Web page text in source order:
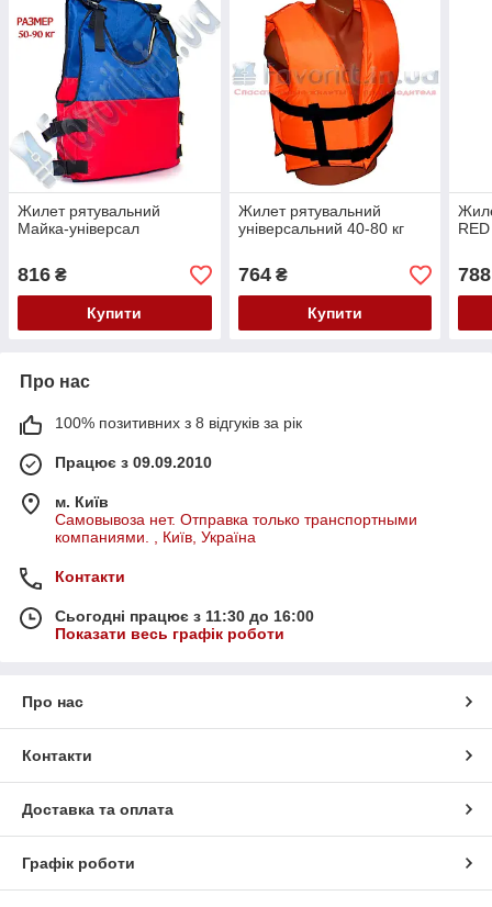
Жилет рятувальний
Майка-універсал
816 ₴
Купити
Жилет рятувальний
універсальний 40-80 кг
764₴
Купити
RED
788
Про нас
100% позитивних з 8 відгуків за рік
Працює з 09.09.2010
м. Київ
Самовывоза нет. Отправка только транспортными
компаниями. , Київ, Україна
Контакти
Сьогодні працює з 11:30 до 16:00
Показати весь графік роботи
Про нас
Контакти
Доставка та оплата
Графік роботи